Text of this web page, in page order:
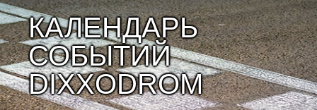
КАЛЕНДАРЬ
СОБЫТИЙ
DIXXODROM